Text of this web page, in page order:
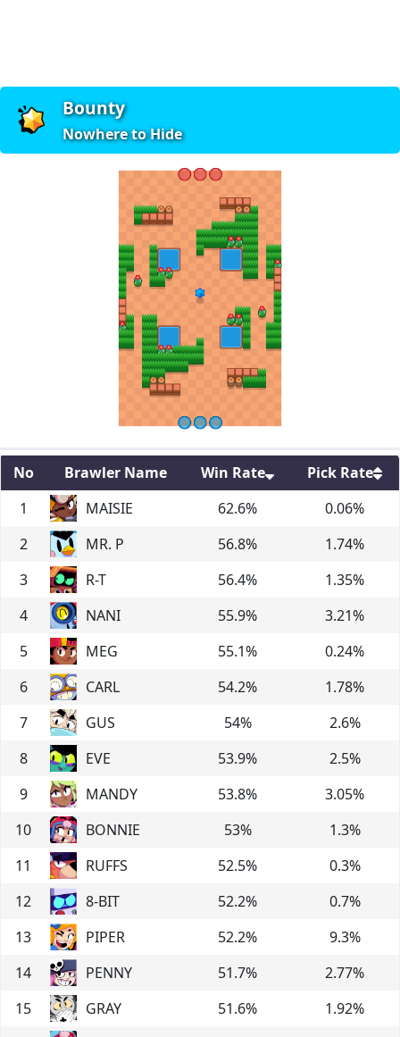
Bounty
Nowhere to Hide
No Brawler Name Win Rate
Pick Rate
1
MAISIE 62.6% 0.06%
2
MR. P 56.8% 1.74%
3
R-T 56.4% 1.35%
4
NANI 55.9% 3.21%
5
MEG 55.1% 0.24%
6
CARL 54.2% 1.78%
7
GUS 54% 2.6%
8
EVE 53.9% 2.5%
9
MANDY 53.8% 3.05%
10
BONNIE 53% 1.3%
11
RUFFS 52.5% 0.3%
12
8-BIT 52.2% 0.7%
13
PIPER 52.2% 9.3%
14
PENNY 51.7% 2.77%
15
GRAY 51.6% 1.92%